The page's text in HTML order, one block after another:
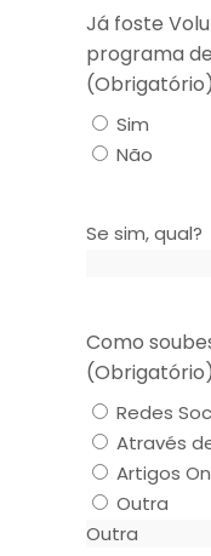
Já foste
programa
(Obrigatório)
Sim
Não
Se sim, qual?
Como
(Obrigatório)
Redes
Através
Artigos
Outra